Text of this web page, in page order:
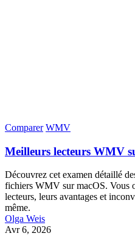
Comparer WMV
Meilleurs lecteurs WMV
Découvrez cet examen détaillé
fichiers WMV sur macOS. Vous
lecteurs, leurs avantages et
même.
Olga Weis
Avr 6, 2026